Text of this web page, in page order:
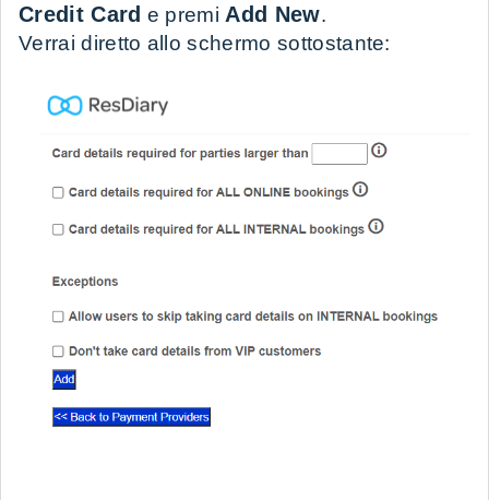
Credit Card e premiAdd New.
Verrai diretto allo schermo sottostante: